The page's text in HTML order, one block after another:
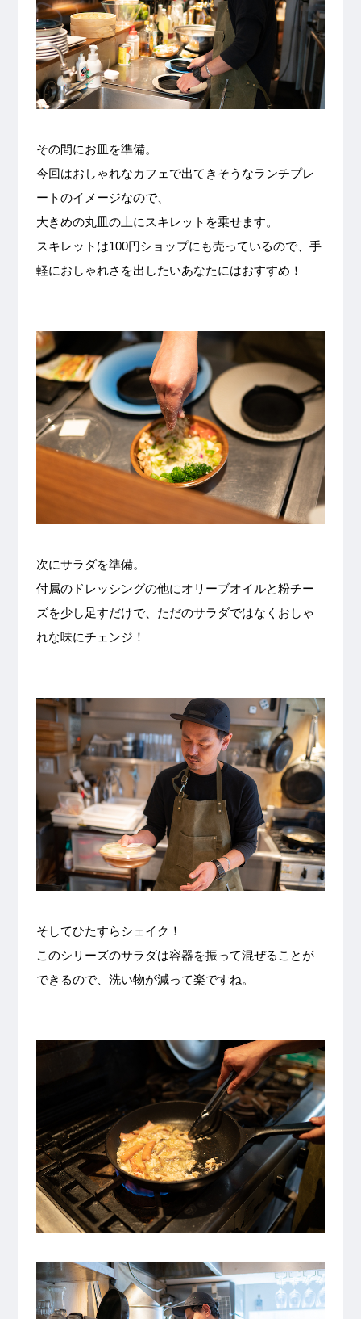
その間にお皿を準備。
今回はおしゃれなカフェで出てきそうなランチプレ
ートのイメージなので、
大きめの丸皿の上にスキレットを乗せます。
スキレットは100円ショップにも売っているので、手
軽におしゃれさを出したいあなたにはおすすめ！
次にサラダを準備。
付属のドレッシングの他にオリーブオイルと粉チー
ズを少し足すだけで、ただのサラダではなくおしゃ
れな味にチェンジ！
そしてひたすらシェイク！
このシリーズのサラダは容器を振って混ぜることが
できるので、洗い物が減って楽ですね。